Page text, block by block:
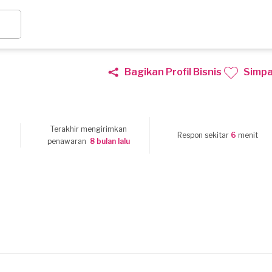
Bagikan Profil Bisnis
Terakhir mengirimkan
penawaran 8 bulan lalu
Respon sekitar 6 menit